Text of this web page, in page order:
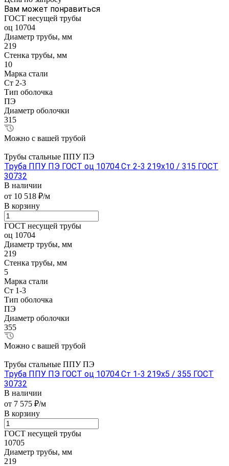
Вам может понравиться
ГОСТ несущей трубы
оц 10704
Диаметр трубы, мм
219
Стенка трубы, мм
10
Марка стали
Ст 2-3
Тип оболочка
ПЭ
Диаметр оболочки
315
Можно с вашей трубой
Трубы стальные ППУ ПЭ
Труба ППУ ПЭ ГОСТ оц 10704 Ст 2-3 219x10 / 315 ГОСТ
30732
В наличии
от 10 518 ₽/м
В корзину
ГОСТ несущей трубы
оц 10704
Диаметр трубы, мм
219
Стенка трубы, мм
5
Марка стали
Ст 1-3
Тип оболочка
ПЭ
Диаметр оболочки
355
Можно с вашей трубой
Трубы стальные ППУ ПЭ
Труба ППУ ПЭ ГОСТ оц 10704 Ст 1-3 219x5 / 355 ГОСТ
30732
В наличии
от 7 575 ₽/м
В корзину
ГОСТ несущей трубы
10705
Диаметр трубы, мм
219